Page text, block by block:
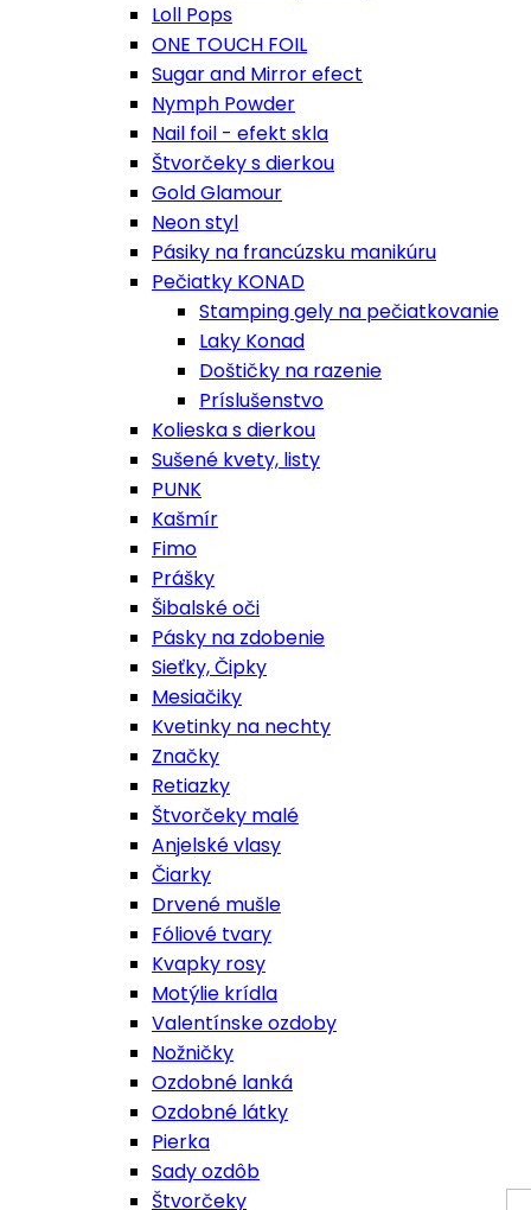
Loll Pops
ONE TOUCH FOIL
Sugar and Mirror efect
Nymph Powder
Nail foil - efekt skla
Štvorčeky s dierkou
Gold Glamour
Neon styl
Pásiky na francúzsku manikúru
Pečiatky KONAD
Stamping gely na pečiatkovanie
Laky Konad
Doštičky na razenie
Príslušenstvo
Kolieska s dierkou
Sušené kvety, listy
PUNK
Kašmír
Fimo
Prášky
Šibalské oči
Pásky na zdobenie
Sieťky, Čipky
Mesiačiky
Kvetinky na nechty
Značky
Retiazky
Štvorčeky malé
Anjelské vlasy
Čiarky
Drvené mušle
Fóliové tvary
Kvapky rosy
Motýlie krídla
Valentínske ozdoby
Nožničky
Ozdobné lanká
Ozdobné látky
Pierka
Sady ozdôb
Štvorčeky